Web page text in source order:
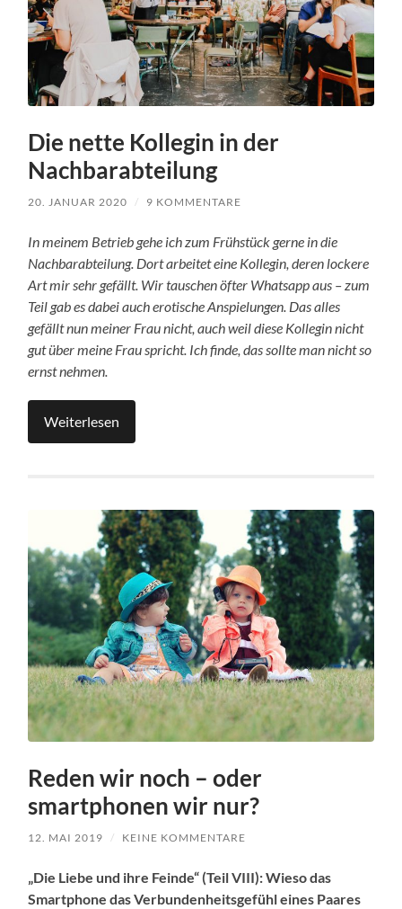
Die nette Kollegin in der
Nachbarabteilung
20. JANUAR 2020 / 9 KOMMENTARE
In meinem Betrieb gehe ich zum Frühstück gerne in die
Nachbarabteilung. Dort arbeitet eine Kollegin, deren lockere
Art mir sehr gefällt. Wir tauschen öfter Whatsapp aus – zum
Teil gab es dabei auch erotische Anspielungen. Das alles
gefällt nun meiner Frau nicht, auch weil diese Kollegin nicht
gut über meine Frau spricht. Ich finde, das sollte man nicht so
ernst nehmen.
Weiterlesen
Reden wir noch – oder
smartphonen wir nur?
12. MAI 2019 / KEINE KOMMENTARE
„Die Liebe und ihre Feinde“ (Teil VIII): Wieso das
Smartphone das Verbundenheitsgefühl eines Paares